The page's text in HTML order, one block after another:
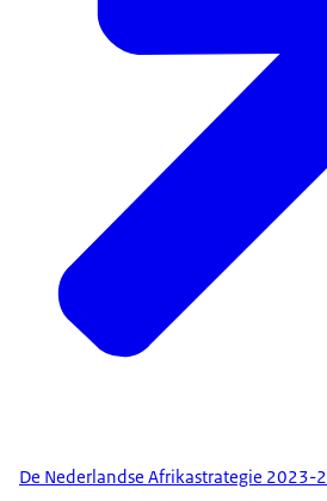
De Nederlandse Afrikastrategie 2023-